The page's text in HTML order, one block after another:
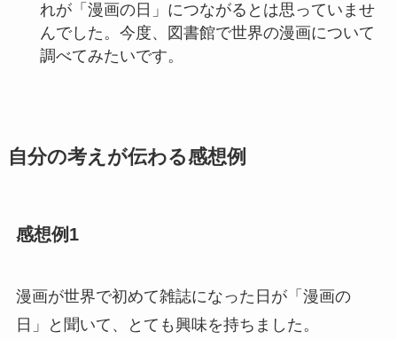
れが「漫画の日」につながるとは思っていませ
んでした。今度、図書館で世界の漫画について
調べてみたいです。
自分の考えが伝わる感想例
感想例1
漫画が世界で初めて雑誌になった日が「漫画の
日」と聞いて、とても興味を持ちました。